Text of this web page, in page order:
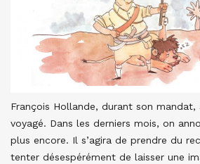
François Hollande, durant son mandat,
voyagé. Dans les derniers mois, on
plus encore. Il s’agira de prendre du
tenter désespérément de laisser une